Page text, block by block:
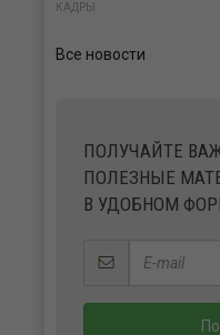
КАДРЫ
Все новости
ПОЛУЧАЙТЕ
ПОЛЕЗНЫЕ
В УДОБНОМ